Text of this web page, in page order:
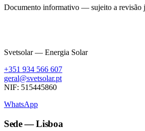
Documento informativo — sujeito a revisão
Svetsolar — Energia Solar
+351 934 566 607
geral@svetsolar.pt
NIF: 515445860
WhatsApp
Sede — Lisboa